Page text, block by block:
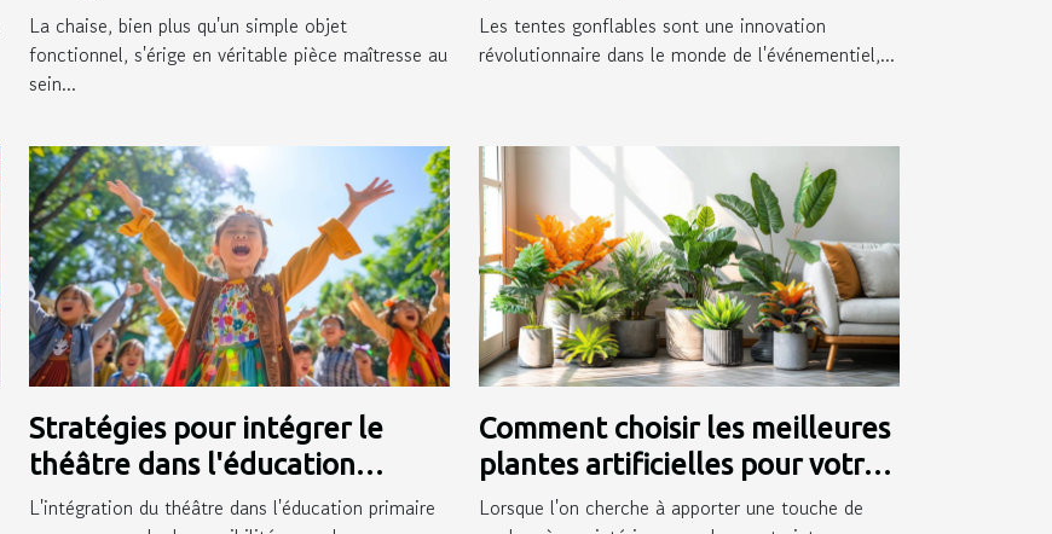
moderne
La chaise, bien plus qu'un simple objet
fonctionnel, s'érige en véritable pièce maîtresse au
sein...
présence événementielle
Les tentes gonflables sont une innovation
révolutionnaire dans le monde de l'événementiel,...
Stratégies pour intégrer le
théâtre dans l'éducation
primaire et ses bénéfices
L'intégration du théâtre dans l'éducation primaire
Comment choisir les meilleures
plantes artificielles pour votre
intérieur
Lorsque l'on cherche à apporter une touche de